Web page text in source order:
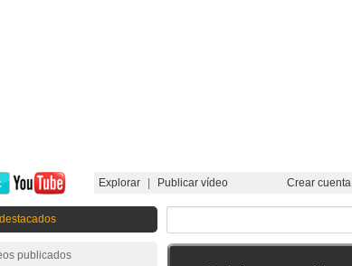
Explorar Publicar vídeo Crear cuenta
publicados